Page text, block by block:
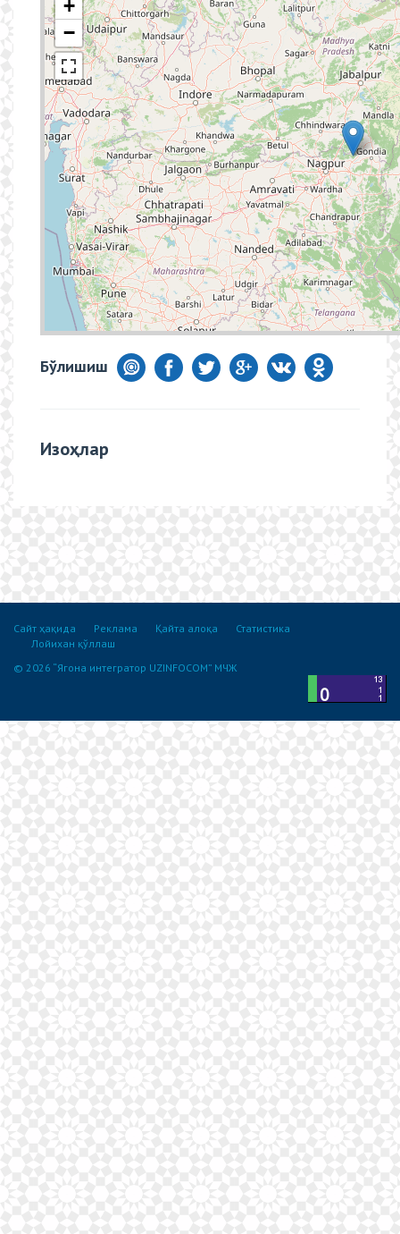
+
−
Бўлишиш
Изоҳлар
Сайт ҳақида Реклама Қайта алоқа
Статистика
Лойихан қўллаш
© 2026 “Ягона интегратор UZINFOCOM” МЧЖ